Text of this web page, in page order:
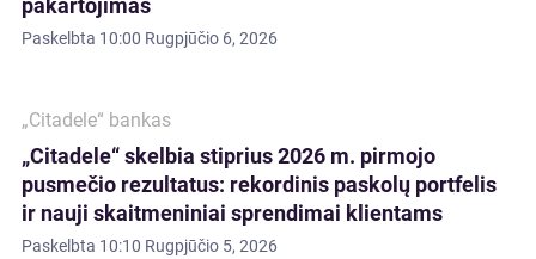
pakartojimas
Paskelbta 10:00 Rugpjūčio 6, 2026
„Citadele“ bankas
„Citadele“ skelbia stiprius 2026 m. pirmojo
pusmečio rezultatus: rekordinis paskolų portfelis
ir nauji skaitmeniniai sprendimai klientams
Paskelbta 10:10 Rugpjūčio 5, 2026